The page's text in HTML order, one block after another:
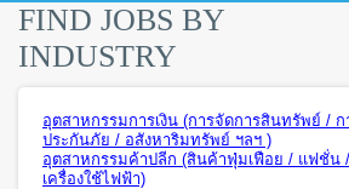
FIND JOBS BY
INDUSTRY
อุตสาหกรรมการเงิน (การจัดการสินทรัพย์ /
ประกันภัย / อสังหาริมทรัพย์ ฯลฯ )
อุตสาหกรรมค้าปลีก (สินค้าฟุ่มเฟือย / แฟชั่น
เครื่องใช้ไฟฟ้า)